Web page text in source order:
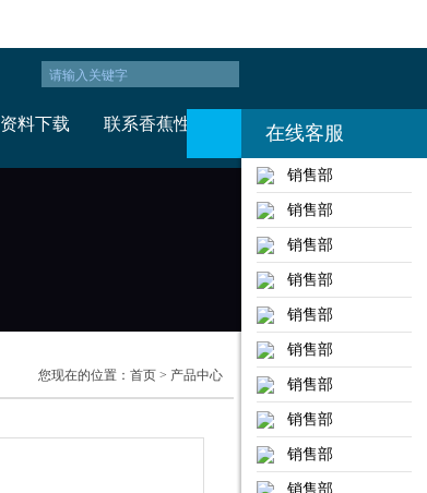
资料下载 联系香蕉性视频
您现在的位置： 首页 > 产品中心
在线客服
销售部
销售部
销售部
销售部
销售部
销售部
销售部
销售部
销售部
销售部